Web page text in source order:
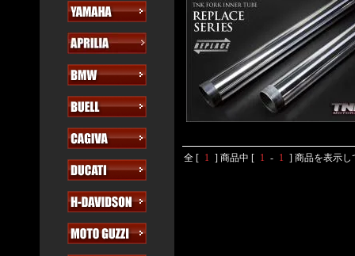
全 [ 1 ] 商品中 [ 1 - 1 ] 商品を表示し